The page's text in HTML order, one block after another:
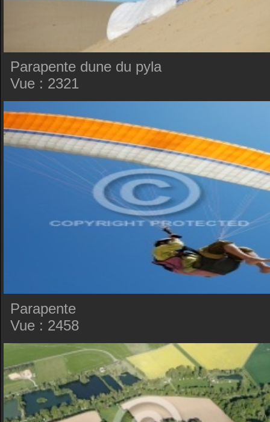
Parapente dune du pyla
Vue : 2321
Parapente
Vue : 2458